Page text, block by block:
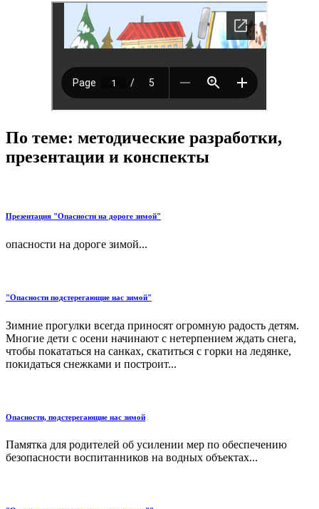
По теме: методические разработки,
презентации и конспекты
Презентация "Опасности на дороге зимой"
опасности на дороге зимой...
"Опасности подстерегающие нас зимой"
Зимние прогулки всегда приносят огромную радость детям.
Многие дети с осени начинают с нетерпением ждать снега,
чтобы покататься на санках, скатиться с горки на ледянке,
покидаться снежками и построит...
Опасности, подстерегающие нас зимой
Памятка для родителей об усилении мер по обеспечению
безопасности воспитанников на водных объектах...